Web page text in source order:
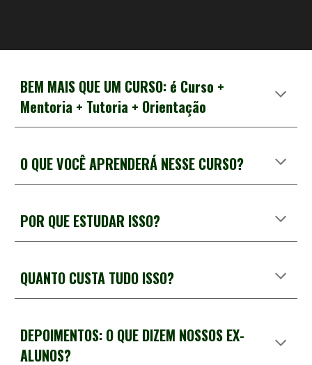
BEM MAIS QUE UM CURSO: é Curso +
Mentoria + Tutoria + Orientação
O QUE VOCÊ APRENDERÁ NESSE CURSO?
POR QUE ESTUDAR ISSO?
QUANTO CUSTA TUDO ISSO?
DEPOIMENTOS: O QUE DIZEM NOSSOS EX-
ALUNOS?